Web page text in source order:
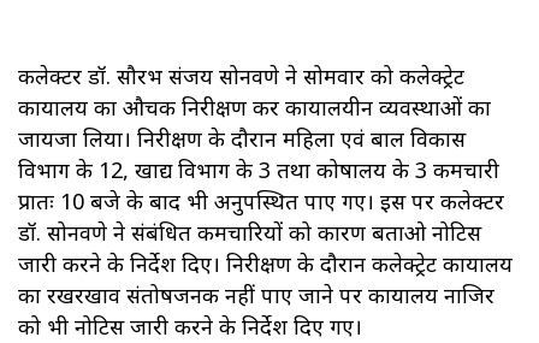
कलेक्टर डॉ. सौरभ संजय सोनवणे ने सोमवार को कलेक्ट्रेट
कार्यालय का औचक निरीक्षण कर कार्यालयीन व्यवस्थाओं का
जायजा लिया। निरीक्षण के दौरान महिला एवं बाल विकास
विभाग के 12, खाद्य विभाग के 3 तथा कोषालय के 3 कर्मचारी
प्रातः 10 बजे के बाद भी अनुपस्थित पाए गए। इस पर कलेक्टर
डॉ. सोनवणे ने संबंधित कर्मचारियों को कारण बताओ नोटिस
जारी करने के निर्देश दिए। निरीक्षण के दौरान कलेक्ट्रेट कार्यालय
का रखरखाव संतोषजनक नहीं पाए जाने पर कार्यालय नाजिर
को भी नोटिस जारी करने के निर्देश दिए गए।